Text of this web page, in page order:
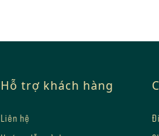
Hỗ trợ khách hàng
Liên hệ